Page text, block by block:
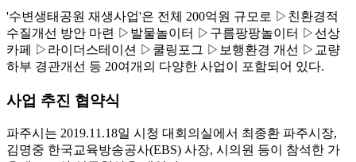
'수변생태공원 재생사업'은 전체 200억원 규모로 ▷친환경적
수질개선 방안 마련 ▷발물놀이터 ▷구름팡팡놀이터 ▷선상
카페 ▷라이더스테이션 ▷쿨링포그 ▷보행환경 개선 ▷교량
하부 경관개선 등 20여개의 다양한 사업이 포함되어 있다.
사업 추진 협약식
파주시는 2019.11.18일 시청 대회의실에서 최종환 파주시장,
김명중 한국교육방송공사(EBS) 사장, 시의원 등이 참석한 가